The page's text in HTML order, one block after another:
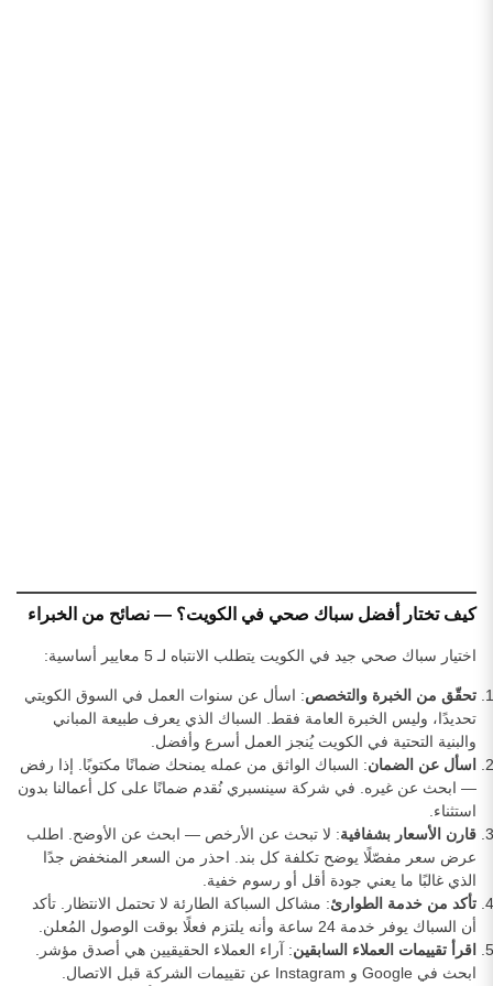
كيف تختار أفضل سباك صحي في الكويت؟ — نصائح من الخبراء
اختيار سباك صحي جيد في الكويت يتطلب الانتباه لـ 5 معايير أساسية:
تحقّق من الخبرة والتخصص: اسأل عن سنوات العمل في السوق الكويتي
تحديدًا، وليس الخبرة العامة فقط. السباك الذي يعرف طبيعة المباني
والبنية التحتية في الكويت يُنجز العمل أسرع وأفضل.
اسأل عن الضمان: السباك الواثق من عمله يمنحك ضمانًا مكتوبًا. إذا رفض
— ابحث عن غيره. في شركة سينسبري نُقدم ضمانًا على كل أعمالنا بدون
استثناء.
قارن الأسعار بشفافية: لا تبحث عن الأرخص — ابحث عن الأوضح. اطلب
عرض سعر مفصّلًا يوضح تكلفة كل بند. احذر من السعر المنخفض جدًا
الذي غالبًا ما يعني جودة أقل أو رسوم خفية.
تأكد من خدمة الطوارئ: مشاكل السباكة الطارئة لا تحتمل الانتظار. تأكد
أن السباك يوفر خدمة 24 ساعة وأنه يلتزم فعلًا بوقت الوصول المُعلن.
اقرأ تقييمات العملاء السابقين: آراء العملاء الحقيقيين هي أصدق مؤشر.
ابحث في Google و Instagram عن تقييمات الشركة قبل الاتصال.